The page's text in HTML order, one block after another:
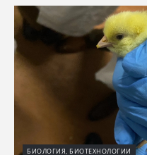
БИОЛОГИЯ, БИОТЕХНОЛОГИИ